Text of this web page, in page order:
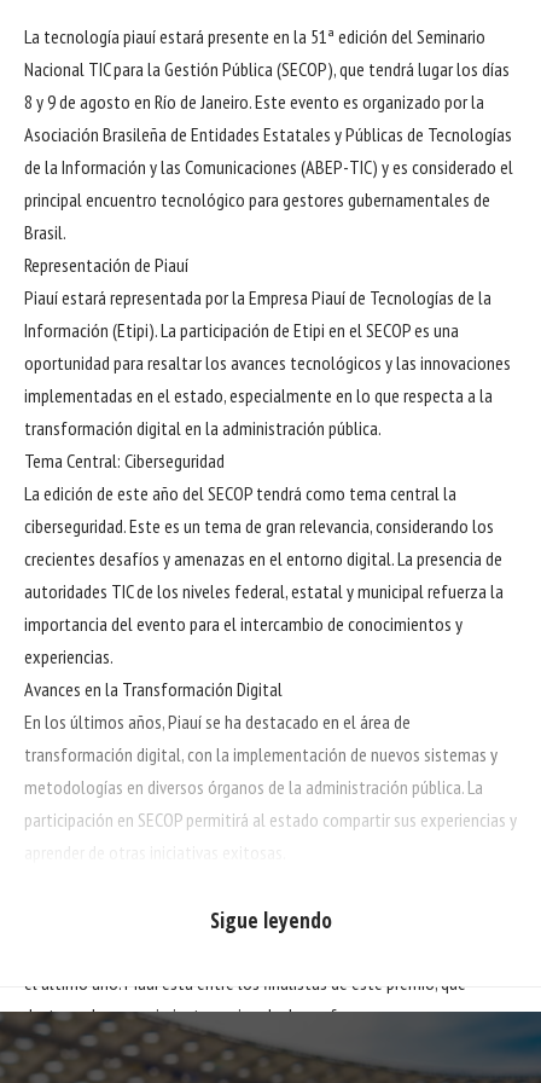
La tecnología piauí estará presente en la 51ª edición del Seminario
Nacional TIC para la Gestión Pública (SECOP), que tendrá lugar los días
8 y 9 de agosto en Río de Janeiro. Este evento es organizado por la
Asociación Brasileña de Entidades Estatales y Públicas de Tecnologías
de la Información y las Comunicaciones (ABEP-TIC) y es considerado el
principal encuentro tecnológico para gestores gubernamentales de
Brasil.
Representación de Piauí
Piauí estará representada por la Empresa Piauí de Tecnologías de la
Información (Etipi). La participación de Etipi en el SECOP es una
oportunidad para resaltar los avances tecnológicos y las innovaciones
implementadas en el estado, especialmente en lo que respecta a la
transformación digital en la administración pública.
Tema Central: Ciberseguridad
La edición de este año del SECOP tendrá como tema central la
ciberseguridad. Este es un tema de gran relevancia, considerando los
crecientes desafíos y amenazas en el entorno digital. La presencia de
autoridades TIC de los niveles federal, estatal y municipal refuerza la
importancia del evento para el intercambio de conocimientos y
experiencias.
Avances en la Transformación Digital
En los últimos años, Piauí se ha destacado en el área de
transformación digital, con la implementación de nuevos sistemas y
metodologías en diversos órganos de la administración pública. La
participación en SECOP permitirá al estado compartir sus experiencias y
aprender de otras iniciativas exitosas.
Durante el evento, se darán a conocer los estados brasileños con
el último año. Piauí está entre los finalistas de este premio, que
destaca el reconocimiento nacional a los esfuerzos y avances
tecnológicos realizados en el estado.
Sigue leyendo